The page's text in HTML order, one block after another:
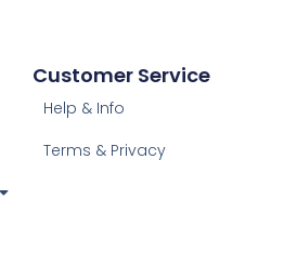
Customer Service
Help & Info
Terms & Privacy